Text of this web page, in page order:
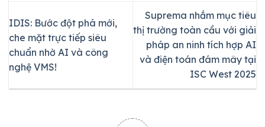
IDIS: Bước đột phá mới,
che mặt trực tiếp siêu
chuẩn nhờ AI và công
nghệ VMS!
Suprema nhắm mục tiêu
thị trường toàn cầu với giải
pháp an ninh tích hợp AI
và điện toán đám mây tại
ISC West 2025